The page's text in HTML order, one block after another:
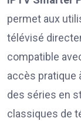
permet aux
télévisé
compatible
accès pratique
des séries en
classiques de